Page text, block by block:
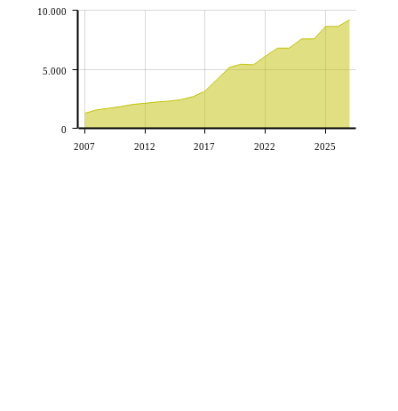
2007 2012 2017 2022 2025
0
5.000
10.000